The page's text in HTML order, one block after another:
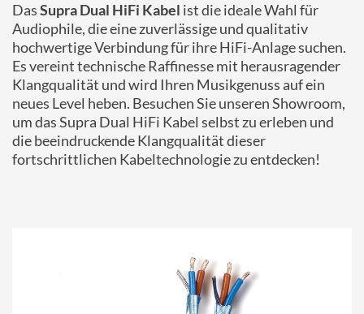
DasSupra Dual HiFi Kabel ist die ideale Wahl für
Audiophile, die eine zuverlässige und qualitativ
hochwertige Verbindung für ihre HiFi-Anlage suchen.
Es vereint technische Raffinesse mit herausragender
Klangqualität und wird Ihren Musikgenuss auf ein
neues Level heben. Besuchen Sie unseren Showroom,
um das Supra Dual HiFi Kabel selbst zu erleben und
die beeindruckende Klangqualität dieser
fortschrittlichen Kabeltechnologie zu entdecken!